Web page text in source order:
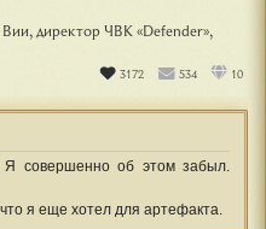
директор ЧВК «Defender»,
3172 534 10
Я совершенно об этом забыл.
я еще хотел для артефакта.